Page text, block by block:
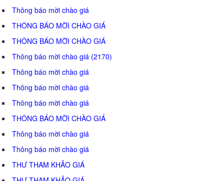
Thông báo mời chào giá
THÔNG BÁO MỜI CHÀO GIÁ
THÔNG BÁO MỜI CHÀO GIÁ
Thông báo mời chào giá (2170)
Thông báo mời chào giá
Thông báo mời chào giá
Thông báo mời chào giá
THÔNG BÁO MỜI CHÀO GIÁ
Thông báo mời chào giá
Thông báo mời chào giá
THƯ THAM KHẢO GIÁ